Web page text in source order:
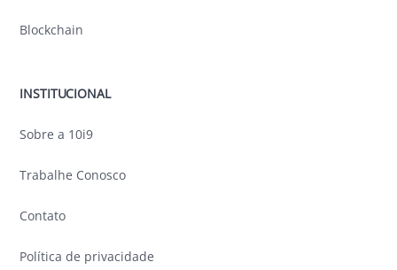
Blockchain
INSTITUCIONAL
Sobre a 10i9
Trabalhe Conosco
Contato
Política de privacidade